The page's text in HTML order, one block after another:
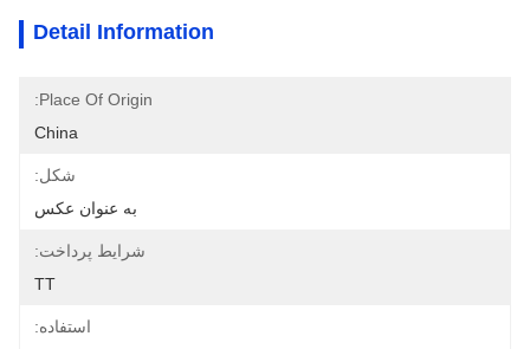
Detail Information
Place Of Origin:
China
شکل:
به عنوان عکس
شرایط پرداخت:
TT
استفاده: